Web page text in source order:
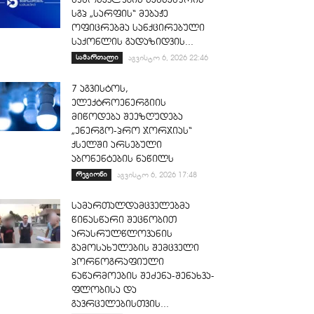
სგპ „სარფის“ მებაჟე
ოფიცრებმა სანქცირებული
საქონლის გადაზიდვის...
სამართალი აგვისტო 6, 2026 22:46
7 აგვისტოს,
ელექტროენერგიის
მიწოდება შეეზღუდება
„ენერგო-პრო ჯორჯიას“
ქსელში არსებული
აბონენტების ნაწილს
რეგიონი აგვისტო 6, 2026 17:48
სამართალდამცველებმა
წინასწარი შეცნობით
არასრულწლოვანის
გამოსახულების შემცველი
პორნოგრაფიული
ნაწარმოების შეძენა-შენახვა-
ფლობისა და
გავრცელებისთვის...